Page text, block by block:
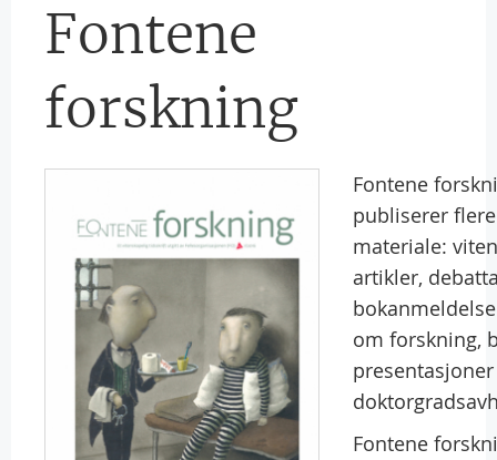
Fontene
forskning
Fontene
publiserer
materiale:
artikler,
om forskning,
Fontene